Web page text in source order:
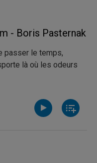
- Boris Pasternak
passer le temps,
là où les odeurs
une histoire du
Thibeault aborde la
et gagnant du Prix